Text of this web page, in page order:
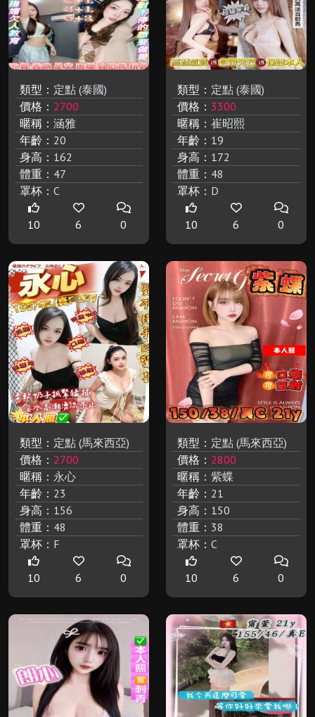
類型： 定點 (泰國)
價格： 2700
暱稱： 涵雅
年齡： 20
身高： 162
體重： 47
罩杯： C
10 6 0
類型： 定點 (泰國)
價格： 3300
暱稱： 崔昭熙
年齡： 19
身高： 172
體重： 48
罩杯： D
10 6 0
類型： 定點 (馬來西亞)
價格： 2700
暱稱： 永心
年齡： 23
身高： 156
體重： 48
罩杯： F
10 6 0
類型： 定點 (馬來西亞)
價格： 2800
暱稱： 紫蝶
年齡： 21
身高： 150
體重： 38
罩杯： C
10 6 0